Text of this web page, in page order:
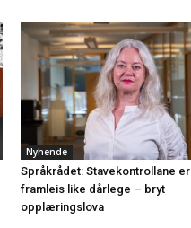
Nyhende
Språkrådet: Stavekontrollane er
framleis like dårlege – bryt
opplæringslova